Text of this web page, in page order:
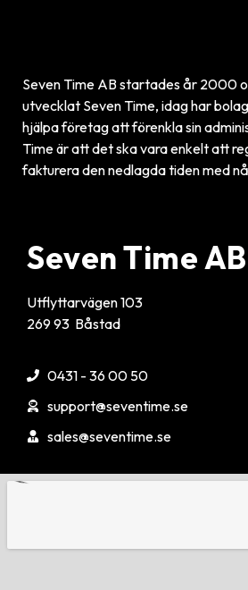
Seven Time AB startades år 2000
utvecklat Seven Time, idag har
hjälpa företag att förenkla sin
Time är att det ska vara enkelt att
fakturera den nedlagda tiden med
Seven Time AB
Utflyttarvägen 103
269 93 Båstad
0431 - 36 00 50
support@seventime.se
sales@seventime.se